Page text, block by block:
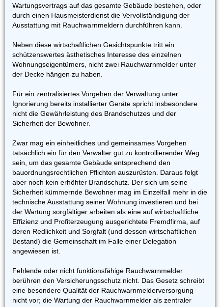
Wartungsvertrags auf das gesamte Gebäude bestehen, oder
durch einen Hausmeisterdienst die Vervollständigung der
Ausstattung mit Rauchwarnmeldern durchführen kann.
Neben diese wirtschaftlichen Gesichtspunkte tritt ein
schützenswertes ästhetisches Interesse des einzelnen
Wohnungseigentümers, nicht zwei Rauchwarnmelder unter
der Decke hängen zu haben.
Für ein zentralisiertes Vorgehen der Verwaltung unter
Ignorierung bereits installierter Geräte spricht insbesondere
nicht die Gewährleistung des Brandschutzes und der
Sicherheit der Bewohner.
Zwar mag ein einheitliches und gemeinsames Vorgehen
tatsächlich ein für den Verwalter gut zu kontrollierender Weg
sein, um das gesamte Gebäude entsprechend den
bauordnungsrechtlichen Pflichten auszurüsten. Daraus folgt
aber noch kein erhöhter Brandschutz. Der sich um seine
Sicherheit kümmernde Bewohner mag im Einzelfall mehr in die
technische Ausstattung seiner Wohnung investieren und bei
der Wartung sorgfältiger arbeiten als eine auf wirtschaftliche
Effizienz und Profiterzeugung ausgerichtete Fremdfirma, auf
deren Redlichkeit und Sorgfalt (und dessen wirtschaftlichen
Bestand) die Gemeinschaft im Falle einer Delegation
angewiesen ist.
Fehlende oder nicht funktionsfähige Rauchwarnmelder
berühren den Versicherungsschutz nicht. Das Gesetz schreibt
eine besondere Qualität der Rauchwarnmelderversorgung
nicht vor; die Wartung der Rauchwarnmelder als zentraler